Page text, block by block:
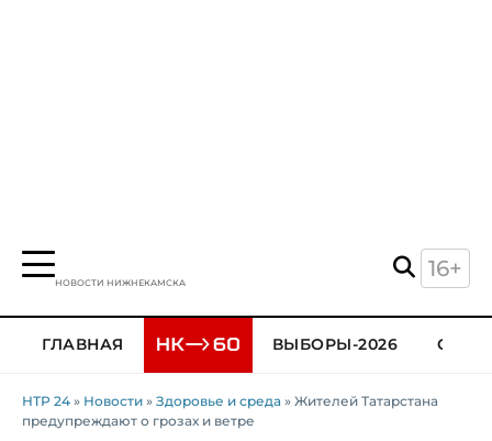
НОВОСТИ НИЖНЕКАМСКА
16+
ГЛАВНАЯ ВЫБОРЫ-2026
НТР 24 » Новости » Здоровье и среда » Жителей Татарстана
предупреждают о грозах и ветре